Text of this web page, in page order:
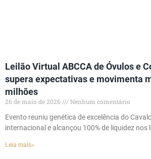
Leilão Virtual ABCCA de Óvulos e
supera expectativas e movimenta
milhões
26 de maio de 2026
Nenhum comentário
Evento reuniu genética de excelência do
internacional e alcançou 100% de liquidez
Leia mais»